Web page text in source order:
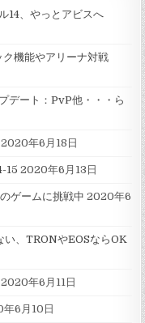
14、やっとアビスへ
機能やアリーナ対戦
デート：PvP他・・・ら
2020年6月18日
15 2020年6月13日
ゲームに挑戦中 2020年6
い、TRONやEOSならOK
2020年6月11日
6月10日